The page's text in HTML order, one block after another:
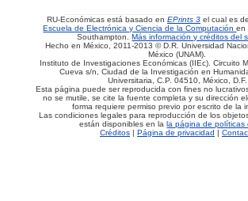
RU-Económicas está basado en EPrints 3 el cual es
Escuela de Electrónica y Ciencia de la Computaciónen
Southampton.Más información y créditos del
Hecho en México, 2011-2013 © D.R. Universidad
México (UNAM).
Instituto de Investigaciones Económicas (IIEc). Circuito
Cueva s/n, Ciudad de la Investigación en
Universitaria, C.P. 04510, México, D.F.
Esta página puede ser reproducida con fines no
no se mutile, se cite la fuente completa y su dirección
forma requiere permiso previo por escrito de la
Las condiciones legales para reproducción de los
están disponibles en lala página de políticas
Créditos| Página de privacidad |